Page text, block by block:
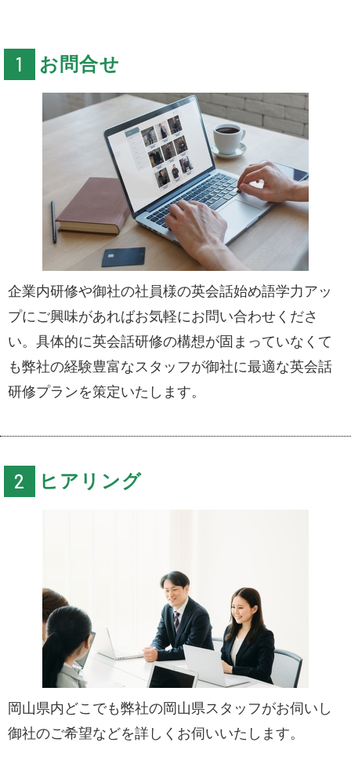
お問合せ
企業内研修や御社の社員様の英会話始め語学力アッ
プにご興味があればお気軽にお問い合わせくださ
い。具体的に英会話研修の構想が固まっていなくて
も弊社の経験豊富なスタッフが御社に最適な英会話
研修プランを策定いたします。
ヒアリング
岡山県内どこでも弊社の岡山県スタッフがお伺いし
御社のご希望などを詳しくお伺いいたします。